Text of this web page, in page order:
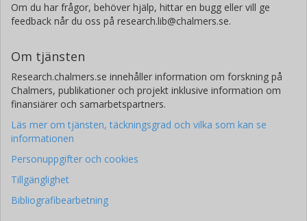
Om du har frågor, behöver hjälp, hittar en bugg eller vill ge
feedback når du oss på research.lib@chalmers.se.
Om tjänsten
Research.chalmers.se innehåller information om forskning på
Chalmers, publikationer och projekt inklusive information om
finansiärer och samarbetspartners.
Läs mer om tjänsten, täckningsgrad och vilka som kan se
informationen
Personuppgifter och cookies
Tillgänglighet
Bibliografibearbetning